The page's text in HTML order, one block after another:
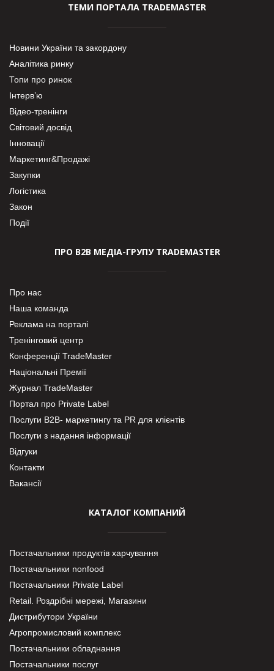
ТЕМИ ПОРТАЛА TRADEMASTER
Новини України та закордону
Аналітика ринку
Топи про ринок
Інтерв’ю
Відео-тренінги
Світовий досвід
Інновації
Маркетинг&Продажі
Закупки
Логістика
Закон
Події
ПРО В2В МЕДІА-ГРУПУ TRADEMASTER
Про нас
Наша команда
Реклама на порталі
Тренінговий центр
Конференції TradeMaster
Національні Премії
Журнал TradeMaster
Портал про Private Label
Послуги В2В- маркетингу та PR для клієнтів
Послуги з надання інформації
Відгуки
Контакти
Вакансії
КАТАЛОГ КОМПАНИЙ
Постачальники продуктів харчування
Постачальники nonfood
Постачальники Private Label
Retail. Роздрібні мережі, Магазини
Дистрибутори України
Агропромисловий комплекс
Постачальники обладнання
Постачальники послуг